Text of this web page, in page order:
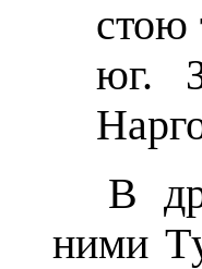
стою
юг.
В
ними